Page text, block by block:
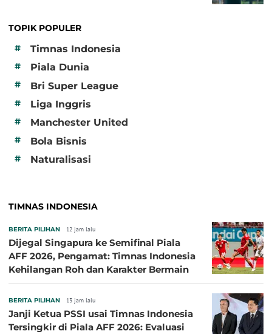
TOPIK POPULER
#
Timnas Indonesia
# Piala Dunia
# Bri Super League
# Liga Inggris
# Manchester United
# Bola Bisnis
# Naturalisasi
TIMNAS INDONESIA
BERITA PILIHAN 12 jam lalu
Dijegal Singapura ke Semifinal Piala
AFF 2026, Pengamat: Timnas Indonesia
Kehilangan Roh dan Karakter Bermain
BERITA PILIHAN 13 jam lalu
Janji Ketua PSSI usai Timnas Indonesia
Tersingkir di Piala AFF 2026: Evaluasi